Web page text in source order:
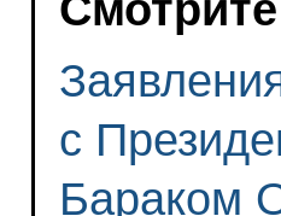
с
Бараком